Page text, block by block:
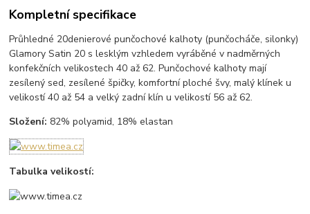
Kompletní specifikace
Průhledné 20denierové punčochové kalhoty (punčocháče, silonky)
Glamory Satin 20 s lesklým vzhledem vyráběné v nadměrných
konfekčních velikostech 40 až 62. Punčochové kalhoty mají
zesílený sed, zesílené špičky, komfortní ploché švy, malý klínek u
velikostí 40 až 54 a velký zadní klín u velikostí 56 až 62.
Složení: 82% polyamid, 18% elastan
Tabulka velikostí: